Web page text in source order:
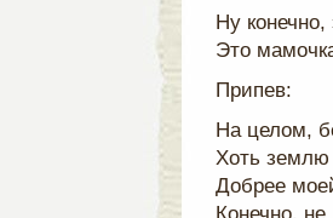
Ну
Это
Припев:
На целом,
Хоть
Добрее